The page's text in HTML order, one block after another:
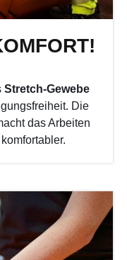
Stretch-Gewebe
Die
das Arbeiten